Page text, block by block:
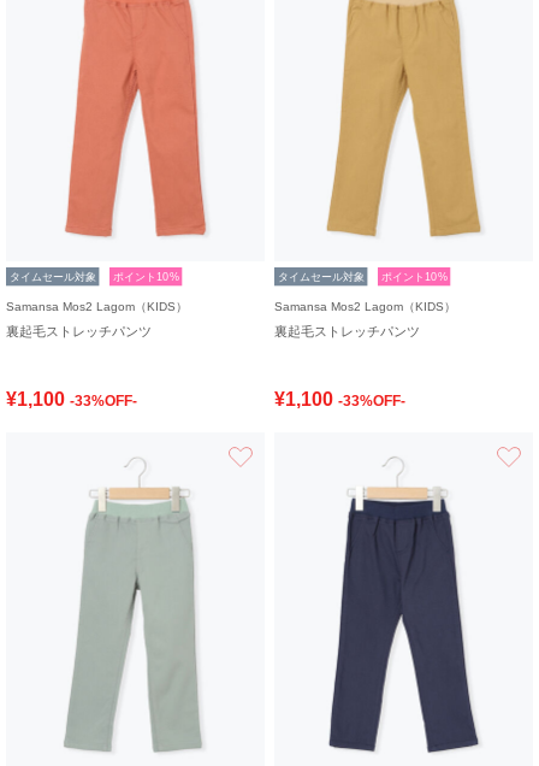
タイムセール対象 ポイント10%
Samansa Mos2 Lagom（KIDS）
裏起毛ストレッチパンツ
¥1,100 -33%OFF-
タイムセール対象 ポイント10%
Samansa Mos2 Lagom（KIDS）
裏起毛ストレッチパンツ
¥1,100 -33%OFF-